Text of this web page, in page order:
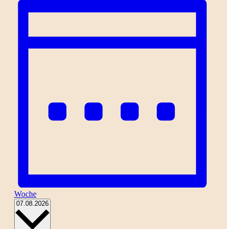
Woche
07.08.2026 Datum